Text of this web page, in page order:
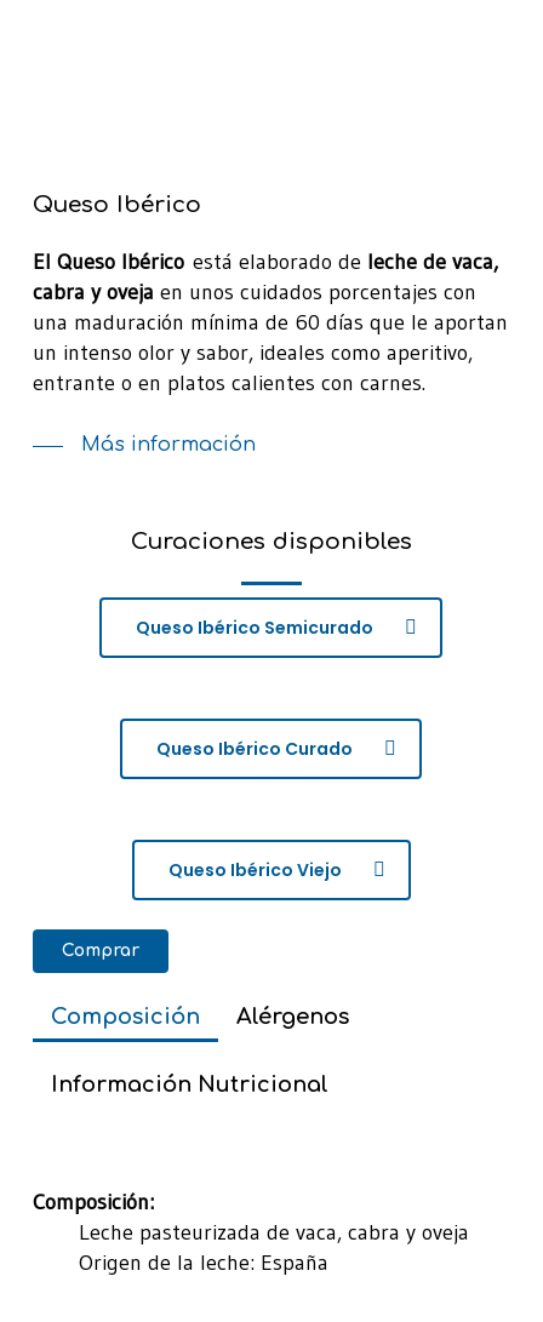
Queso Ibérico
El Queso Ibérico está elaborado de leche de vaca,
cabra y oveja en unos cuidados porcentajes con
una maduración mínima de 60 días que le aportan
un intenso olor y sabor, ideales como aperitivo,
entrante o en platos calientes con carnes.
Más información
Curaciones disponibles
Queso Ibérico Semicurado
Queso Ibérico Curado
Queso Ibérico Viejo
Composición Alérgenos
Información Nutricional
Comprar
Composición:
Leche pasteurizada de vaca, cabra y oveja
Origen de la leche: España